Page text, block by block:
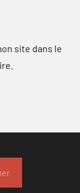
site dans le